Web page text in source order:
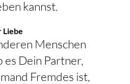
kannst.
Liebe
Menschen
es Dein Partner,
Fremdes ist,